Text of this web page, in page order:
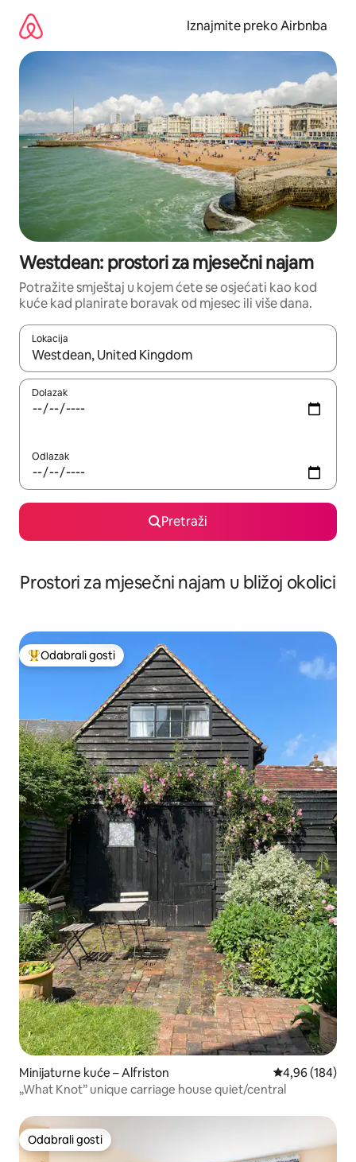
sadržaj
Iznajmite preko Airbnba
Westdean: prostori za mjesečni najam
Potražite smještaj u kojem ćete se osjećati kao kod
kuće kad planirate boravak od mjesec ili više dana.
Lokacija
Kada budu dostupni rezultati, moći ćete ih pregledati
Dolazak
Odlazak
Pretraži
Prostori za mjesečni najam u bližoj okolici
Među najviše rangiranima s oznakom „Odabrali gosti”
Odabrali gosti
Minijaturne kuće – Alfriston Prosječna
4,96 (184)
„What Knot” unique carriage house quiet/central
Odabrali gosti
Odabrali gosti